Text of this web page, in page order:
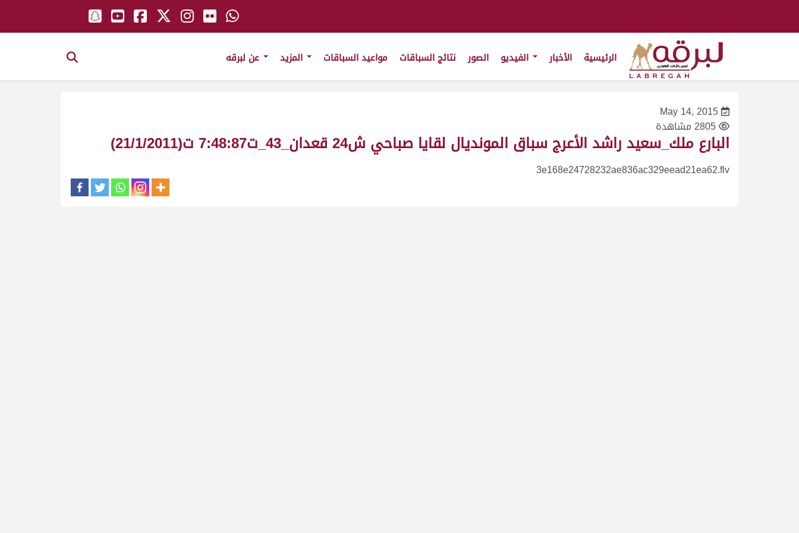
الرئيسية الأخبار الصور نتائج السباقات مواعيد السباقات
May 14, 2015
2805 مشاهدة
البارع ملك_سعيد راشد الأعرج سباق المونديال لقايا صباحي ش24 قعدان_43_ت7:48:87 ت(21/1/2011)
3e168e24728232ae836ac329eead21ea62.flv